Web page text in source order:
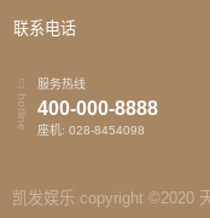
联系电话
hotline
服务热线
400-000-8888
座机: 028-8454098
凯发娱乐 copyright ©2020